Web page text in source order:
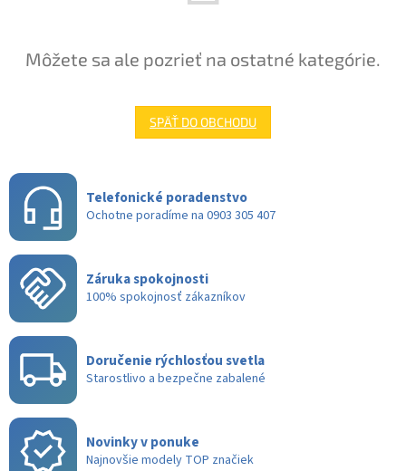
Môžete sa ale pozrieť na ostatné kategórie.
SPÄŤ DO OBCHODU
Telefonické poradenstvo
Ochotne poradíme na 0903 305 407
Záruka spokojnosti
100% spokojnosť zákazníkov
Doručenie rýchlosťou svetla
Starostlivo a bezpečne zabalené
Novinky v ponuke
Najnovšie modely TOP značiek